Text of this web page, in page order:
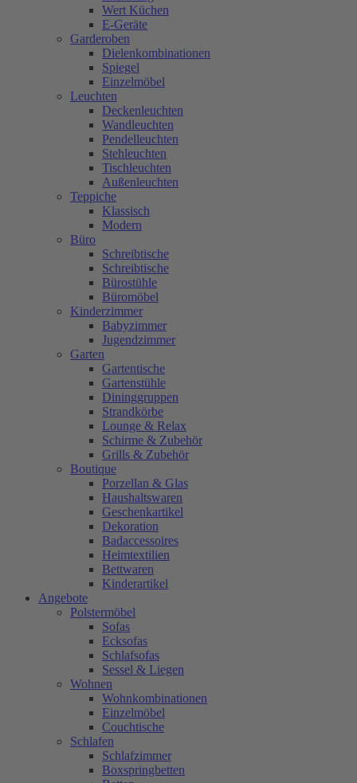
Wert Küchen
E-Geräte
Garderoben
Dielenkombinationen
Spiegel
Einzelmöbel
Leuchten
Deckenleuchten
Wandleuchten
Pendelleuchten
Stehleuchten
Tischleuchten
Außenleuchten
Teppiche
Klassisch
Modern
Büro
Schreibtische
Schreibtische
Bürostühle
Büromöbel
Kinderzimmer
Babyzimmer
Jugendzimmer
Garten
Gartentische
Gartenstühle
Dininggruppen
Strandkörbe
Lounge & Relax
Schirme & Zubehör
Grills & Zubehör
Boutique
Porzellan & Glas
Haushaltswaren
Geschenkartikel
Dekoration
Badaccessoires
Heimtextilien
Bettwaren
Kinderartikel
Angebote
Polstermöbel
Sofas
Ecksofas
Schlafsofas
Sessel & Liegen
Wohnen
Wohnkombinationen
Einzelmöbel
Couchtische
Schlafen
Schlafzimmer
Boxspringbetten